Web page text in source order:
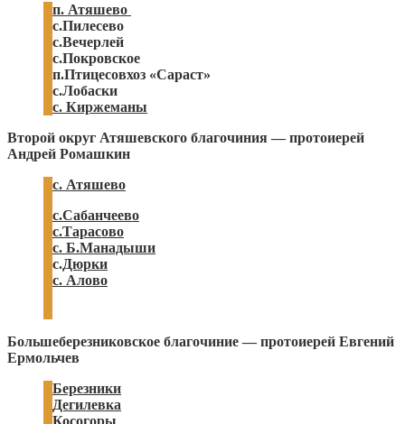
п. Атяшево
с.Пилесево
с.Вечерлей
с.Покровское
п.Птицесовхоз «Сараст»
с.Лобаски
с. Киржеманы
Второй округ Атяшевского благочиния — протоиерей
Андрей Ромашкин
с. Атяшево
с.Сабанчеево
с.Тарасово
с. Б.Манадыши
с.Дюрки
с. Алово
Большеберезниковское благочиние — протоиерей Евгений
Ермольчев
Березники
Дегилевка
Косогоры